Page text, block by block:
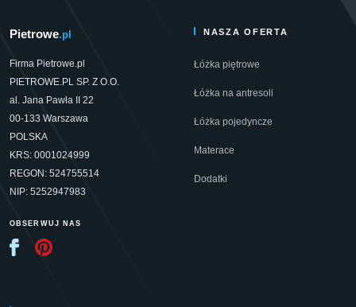
Pietrowe.pl
Firma Pietrowe.pl
PIETROWE.PL SP. Z O.O.
al. Jana Pawła II 22
00-133 Warszawa
POLSKA
KRS: 0001024999
REGON: 524755514
NIP: 5252947983
OBSERWUJ NAS
NASZA OFERTA
Łóżka piętrowe
Łóżka na antresoli
Łóżka pojedyncze
Materace
Dodatki